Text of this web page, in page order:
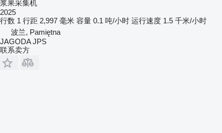
浆果采集机
2025
行数 1 行距 2,997 毫米 容量 0.1 吨/小时 运行速度 1.5 千米/小时
波兰, Pamiętna
JAGODA JPS
联系卖方